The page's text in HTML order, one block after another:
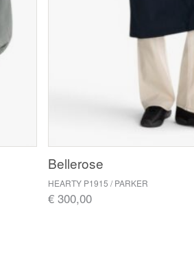
Bellerose
HEARTY P1915 / PARKER
€ 300,00